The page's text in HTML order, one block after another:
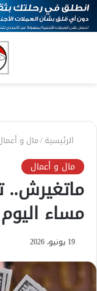
الرئيسية/مال و
مال و أعمال
ماتغيرش..
مساء اليوم
19 يونيو، 2026